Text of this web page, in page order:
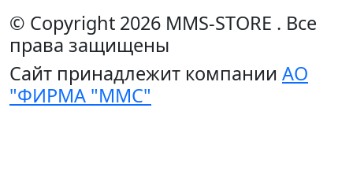
© Copyright 2026 MMS-STORE . Все
права защищены
Сайт принадлежит компании АО
"ФИРМА "ММС"